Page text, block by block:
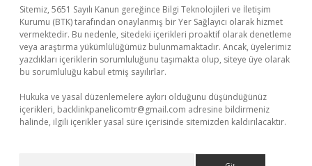
Sitemiz, 5651 Sayılı Kanun gereğince Bilgi Teknolojileri ve İletişim
Kurumu (BTK) tarafından onaylanmış bir Yer Sağlayıcı olarak hizmet
vermektedir. Bu nedenle, sitedeki içerikleri proaktif olarak denetleme
veya araştırma yükümlülüğümüz bulunmamaktadır. Ancak, üyelerimiz
yazdıkları içeriklerin sorumluluğunu taşımakta olup, siteye üye olarak
bu sorumluluğu kabul etmiş sayılırlar.
Hukuka ve yasal düzenlemelere aykırı olduğunu düşündüğünüz
içerikleri, backlinkpanelicomtr@gmail.com adresine bildirmeniz
halinde, ilgili içerikler yasal süre içerisinde sitemizden kaldırılacaktır.